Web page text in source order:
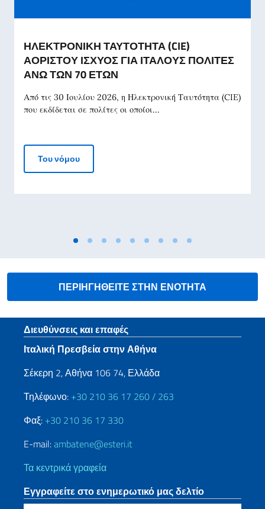
ΗΛΕΚΤΡΟΝΙΚΗ ΤΑΥΤΟΤΗΤΑ (CIE)
ΑΟΡΙΣΤΟΥ ΙΣΧΥΟΣ ΓΙΑ ΙΤΑΛΟΥΣ ΠΟΛΙΤΕΣ
ΑΝΩ ΤΩΝ 70 ΕΤΩΝ
Από τις 30 Ιουλίου 2026, η Ηλεκτρονική Ταυτότητα (CIE)
που εκδίδεται σε πολίτες οι οποίοι...
Του νόμουΗΛΕΚΤΡΟΝΙΚΗ ΤΑΥΤΟΤΗΤΑ (CIE) ΑΟΡΙΣΤΟΥ
ΠΕΡΙΗΓΗΘΕΙΤΕ ΣΤΗΝ ΕΝΟΤΗΤΑ
Footer section
Διευθύνσεις και επαφές
Ιταλική Πρεσβεία στην Αθήνα
Σέκερη 2, Αθήνα 106 74, Ελλάδα
Τηλέφωνο: +30 210 36 17 260 / 263
Φαξ: +30 210 36 17 330
E-mail:ambatene@esteri.it
Τα κεντρικά γραφεία
Εγγραφείτε στο ενημερωτικό μας δελτίο